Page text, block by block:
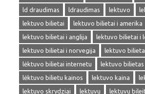
ld draudimas
ldraudimas lektuvo
lektuvo bilietai
lektuvo bilietai i amerika
lektuvo bilietai i anglija
lektuvo bilietai i
lektuvo bilietai i norvegija
lektuvo
lėktuvo bilietai internetu
lektuvo bilietas
lėktuvo bilietu kainos
lektuvo kaina
lektuvo skrydziai
lektuvu
lektuvu